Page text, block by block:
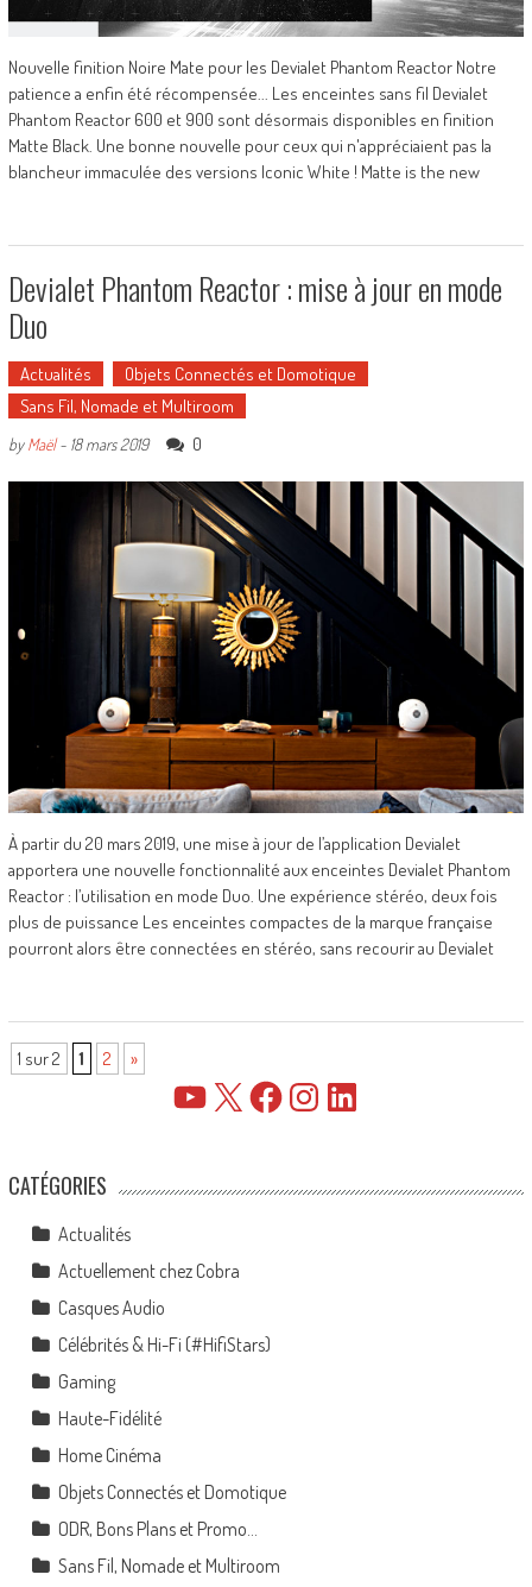
Nouvelle finition Noire Mate pour les Devialet Phantom Reactor Notre
patience a enfin été récompensée... Les enceintes sans fil Devialet
Phantom Reactor 600 et 900 sont désormais disponibles en finition
Matte Black. Une bonne nouvelle pour ceux qui n'appréciaient pas la
blancheur immaculée des versions Iconic White ! Matte is the new
Devialet Phantom Reactor : mise à jour en mode
Duo
Actualités
Objets Connectés et Domotique
Sans Fil, Nomade et Multiroom
byMaël- 18 mars 2019 0
À partir du 20 mars 2019, une mise à jour de l’application Devialet
apportera une nouvelle fonctionnalité aux enceintes Devialet Phantom
Reactor : l’utilisation en mode Duo. Une expérience stéréo, deux fois
plus de puissance Les enceintes compactes de la marque française
pourront alors être connectées en stéréo, sans recourir au Devialet
1 sur 2 1 2 »
YouTube FacebookInstagramLinkedIn
CATÉGORIES
Actualités
Actuellement chez Cobra
Casques Audio
Célébrités & Hi-Fi (#HifiStars)
Gaming
Haute-Fidélité
Home Cinéma
Objets Connectés et Domotique
ODR, Bons Plans et Promo…
Sans Fil, Nomade et Multiroom